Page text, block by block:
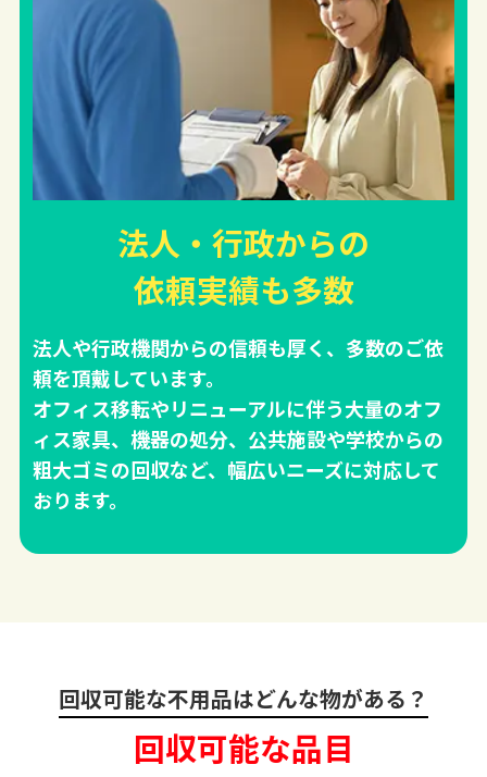
法人・行政からの
依頼実績も多数
法人や行政機関からの信頼も厚く、多数のご依
頼を頂戴しています。
オフィス移転やリニューアルに伴う大量のオフ
ィス家具、機器の処分、公共施設や学校からの
粗大ゴミの回収など、幅広いニーズに対応して
おります。
回収可能な不用品はどんな物がある？
回収可能な品目